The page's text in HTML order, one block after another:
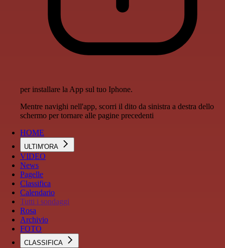
per installare la App sul tuo Iphone.
Mentre navighi nell'app, scorri il dito da sinistra a destra dello
schermo per tornare alle pagine precedenti
HOME
ULTIM'ORA
VIDEO
News
Pagelle
Classifica
Calendario
Tutti i sondaggi
Rosa
Archivio
FOTO
CLASSIFICA